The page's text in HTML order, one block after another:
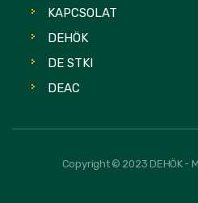
KAPCSOLAT
DEHÖK
DE STKI
DEAC
Copyright © 2023 DEHÖK -